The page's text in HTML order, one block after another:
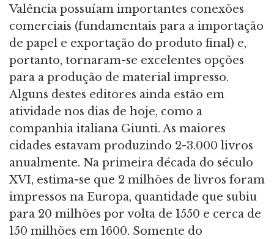
Valência possuíam importantes conexões
comerciais (fundamentais para a importação
de papel e exportação do produto final) e,
portanto, tornaram-se excelentes opções
para a produção de material impresso.
Alguns destes editores ainda estão em
atividade nos dias de hoje, como a
companhia italiana Giunti. As maiores
cidades estavam produzindo 2-3.000 livros
anualmente. Na primeira década do século
XVI, estima-se que 2 milhões de livros foram
impressos na Europa, quantidade que subiu
para 20 milhões por volta de 1550 e cerca de
150 milhões em 1600. Somente do